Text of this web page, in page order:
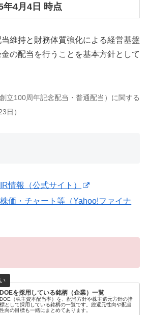
年4月4日 時点
維持と財務体質強化による経営基盤
の配当を行うことを基本方針として
立100周年記念配当・普通配当）に関する
日）
情報（公式サイト）
価・チャート等（Yahoo!ファイナ
DOEを採用している銘柄（企業）一覧
DOE（株主資本配当率）を、配当方針や株主還元方針の指
標として採用している銘柄の一覧です。総還元性向や配当
性向の目標も一緒にまとめてあります。